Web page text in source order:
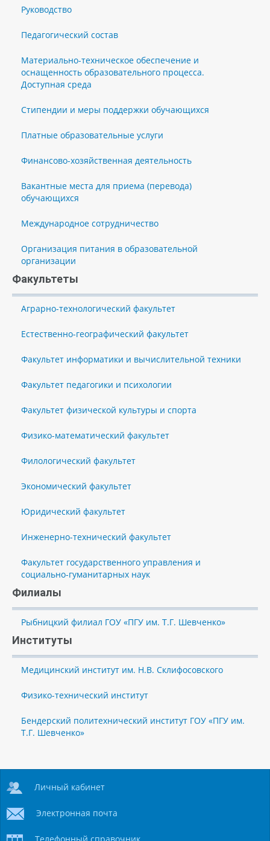
Руководство
Педагогический состав
Материально-техническое обеспечение и
оснащенность образовательного процесса.
Доступная среда
Стипендии и меры поддержки обучающихся
Платные образовательные услуги
Финансово-хозяйственная деятельность
Вакантные места для приема (перевода)
обучающихся
Международное сотрудничество
Организация питания в образовательной
организации
Факультеты
Аграрно-технологический факультет
Естественно-географический факультет
Факультет информатики и вычислительной техники
Факультет педагогики и психологии
Факультет физической культуры и спорта
Физико-математический факультет
Филологический факультет
Экономический факультет
Юридический факультет
Инженерно-технический факультет
Факультет государственного управления и
социально-гуманитарных наук
Филиалы
Рыбницкий филиал ГОУ «ПГУ им. Т.Г. Шевченко»
Институты
Медицинский институт им. Н.В. Склифосовского
Физико-технический институт
Бендерский политехнический институт ГОУ «ПГУ им.
Т.Г. Шевченко»
Личный кабинет
Электронная почта